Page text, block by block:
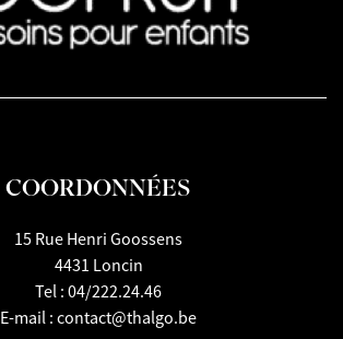
COORDONNÉES
15 Rue Henri Goossens
4431 Loncin
Tel : 04/222.24.46
E-mail : contact@thalgo.be